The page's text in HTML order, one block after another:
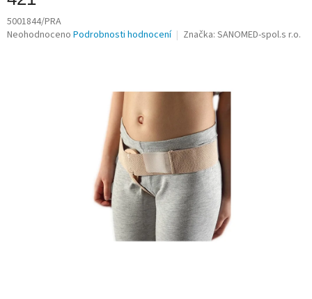
5001844/PRA
Průměrné
Neohodnoceno Podrobnosti hodnocení Značka: SANOMED-spol.s r.o.